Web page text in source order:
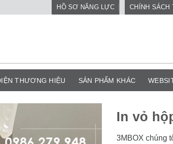
HỒ SƠ NĂNG LỰC CHÍNH SÁCH
THƯƠNG HIỆU SẢN PHẨM KHÁC
In vỏ
3MBOX chúng